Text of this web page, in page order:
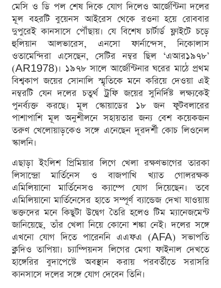
মেসি ও ডি পল শেষ দিকে যোগ দিলেও আর্জেন্টিনা দলের
মূল বহরটি বুয়েনস আইরেস থেকে রওনা হয়ে রোববার
দুপুরেই কানসাসে পৌঁছায়। যে বিশেষ চার্টার্ড ফ্লাইটে চড়ে
হুলিয়ান আলভারেস, এনসো ফার্নান্দেস, নিকোলাস
ওতামেন্দিরা এসেছেন, সেটির নম্বর ছিল ‘এআর১৯৭৮’
(AR1978)। ১৯৭৮ সালে আর্জেন্টিনার ঘরের মাঠে প্রথম
বিশ্বকাপ জয়ের সোনালি স্মৃতিকে মনে করিয়ে দেওয়া এই
নম্বরটি যেন দলের চতুর্থ ট্রফি জয়ের সুনির্দিষ্ট লক্ষ্যকেই
পুনর্ব্যক্ত করছে। মূল স্কোয়াডের ১৮ জন ফুটবলারের
পাশাপাশি মূল অনুশীলনে সহায়তার জন্য বেশ কয়েকজন
তরুণ খেলোয়াড়কেও সঙ্গে এনেছেন দূরদর্শী কোচ লিওনেল
স্কালনি।
এছাড়া ইংলিশ প্রিমিয়ার লিগে খেলা রক্ষণভাগের তারকা
লিসান্দ্রো মার্তিনেস ও বাজপাখি খ্যাত গোলরক্ষক
এমিলিয়ানো মার্তিনেসও ক্যাম্পে যোগ দিয়েছেন। তবে
এমিলিয়ানো মার্তিনেসের হাতে সম্পূর্ণ ব্যান্ডেজ দেখা যাওয়ায়
ভক্তদের মনে কিছুটা উদ্বেগ তৈরি হলেও টিম ম্যানেজমেন্ট
জানিয়েছে, তাঁর খেলা নিয়ে কোনো শঙ্কা নেই। দলের সঙ্গে
এখনো যোগ দিতে পারেননি এএফএ (AFA) সভাপতি
ক্লদিও তাপিয়া। চ্যাম্পিয়নস লিগের মেগা ফাইনাল দেখতে
হাঙ্গেরির বুদাপেস্টে অবস্থান করায় পরবর্তীতে সরাসরি
কানসাসে দলের সঙ্গে যোগ দেবেন তিনি।